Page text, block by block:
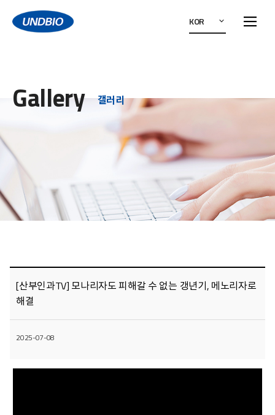
KOR
Gallery 갤러리
[산부인과TV] 모나리자도 피해갈 수 없는 갱년기, 메노리자로
해결
2025-07-08